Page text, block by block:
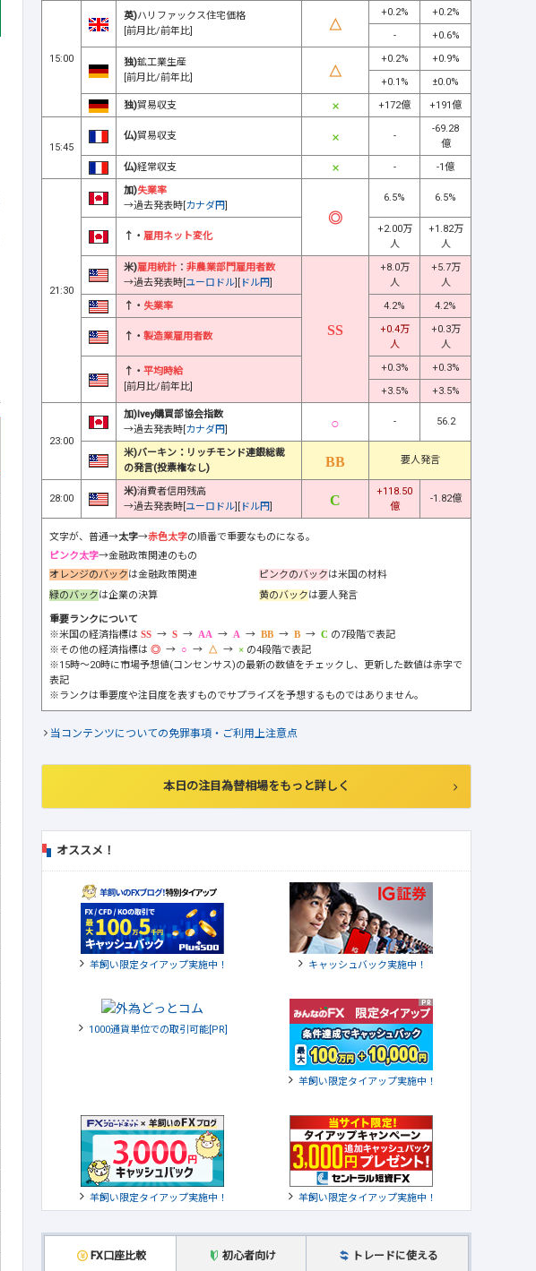
15:00
英)ハリファックス住宅価格
[前月比/前年比]
+0.2%
+0.2%
-
+0.6%
独)鉱工業生産
[前月比/前年比]
+0.2%
+0.9%
+0.1%
±0.0%
独)貿易収支 +172億 +191億
15:45
仏)貿易収支 -
-69.28
億
仏)経常収支 - -1億
21:30
加)失業率
→過去発表時[カナダ円]
6.5% 6.5%
↑・ 雇用ネット変化
+2.00万
人
+1.82万
人
米)雇用統計 ： 非農業部門雇用者数
→過去発表時[ユーロドル][ ドル円]
+8.0万
人
+5.7万
人
↑・ 失業率 4.2% 4.2%
↑・ 製造業雇用者数
+0.4万
人
+0.3万
人
↑・ 平均時給
[前月比/前年比]
+0.3%
+0.3%
+3.5%
+3.5%
23:00
加)Ivey購買部協会指数
→過去発表時[カナダ円]
- 56.2
米)バーキン：リッチモンド連銀総裁
の発言(投票権なし)
要人発言
28:00
米)消費者信用残高
→過去発表時[ユーロドル][ ドル円]
+118.50
億
-1.82億
文字が、普通→太字→赤色太字の順番で重要なものになる。
ピンク太字→金融政策関連のもの
オレンジのバックは金融政策関連 ピンクのバックは米国の材料
緑のバックは企業の決算 黄のバックは要人発言
重要ランクについて
※米国の経済指標は
→ → → → → →
の7段階で表記
※その他の経済指標は
→ → →
の4段階で表記
※15時～20時に市場予想値(コンセンサス)の最新の数値をチェックし、更新した数値は赤字で
表記
※ランクは重要度や注目度を表すものでサプライズを予想するものではありません。
当コンテンツについての免罪事項・ご利用上注意点
本日の注目為替相場をもっと詳しく
オススメ！
羊飼い限定タイアップ実施中！ キャッシュバック実施中！
1000通貨単位での取引可能[PR]
羊飼い限定タイアップ実施中！
羊飼い限定タイアップ実施中！ 羊飼い限定タイアップ実施中！
FX口座比較 初心者向け トレードに使える